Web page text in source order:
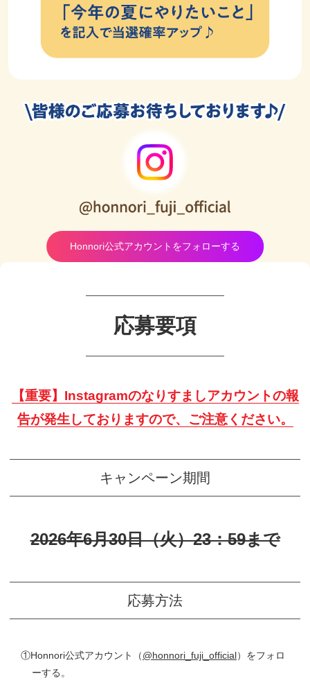
Honnori公式アカウントをフォローする
応募要項
【重要】Instagramのなりすましアカウントの報
告が発生しておりますので、ご注意ください。
キャンペーン期間
2026年6月30日（火）23：59まで
応募方法
①Honnori公式アカウント（@honnori_fuji_official）をフォロ
ーする。